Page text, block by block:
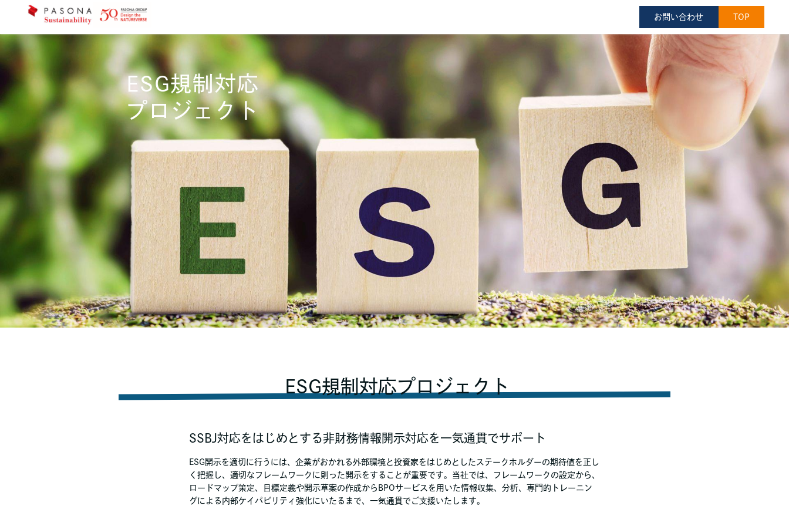
お問い合わせ TOP
ESG規制対応
プロジェクト
ESG規制対応プロジェクト
SSBJ対応をはじめとする非財務情報開示対応を一気通貫でサポート
ESG開示を適切に行うには、企業がおかれる外部環境と投資家をはじめとしたステークホルダーの期待値を正し
く把握し、適切なフレームワークに則った開示をすることが重要です。当社では、フレームワークの設定から、
ロードマップ策定、目標定義や開示草案の作成からBPOサービスを用いた情報収集、分析、専門的トレーニン
グによる内部ケイパビリティ強化にいたるまで、一気通貫でご支援いたします。